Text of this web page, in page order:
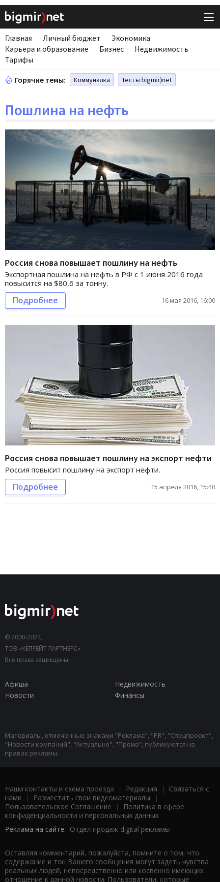
Главная Личный бюджет
Экономика
Карьера и образование
Бизнес
Недвижимость
Тарифы
Горячие темы: Коммуналка Тесты bigmir)net
Пошлина на нефть
Россия снова повышает пошлину на нефть
Экспортная пошлина на нефть в РФ с 1 июня 2016 года
повысится на $80,6 за тонну.
Подробнее 16 мая 2016, 16:00
Россия снова повышает пошлину на экспорт нефти
Россия повысит пошлину на экспорт нефти.
Подробнее 15 апреля 2016, 15:40
© 2000-2024,
ТОВ «КЕПРЕЙТ ПАРТНЕРС».
Все права защищены.
Афиша
Недвижимость
Новости
Финансы
Материалы, отмеченные знаками "Реклама", "PR", "Спецпроект",
"Новости компаний", "Актуально", "Промо", публикуются на
правах рекламы.
Наши контакты и схема проезда | Редакция | Связаться с
нами | Разместить свои видеоматериалы |
Пользовательское Соглашение |
Политика в сфере
конфиденциальности и персональных данных
Реклама на сайте: Отдел продаж digital рекламы
Оставляя комментарий, пожалуйста, помните о том, что
содержание и тон Вашего сообщения могут задеть чувства
реальных людей, непосредственно или косвенно имеющих
отношение к данной новости. Пользователи, которые